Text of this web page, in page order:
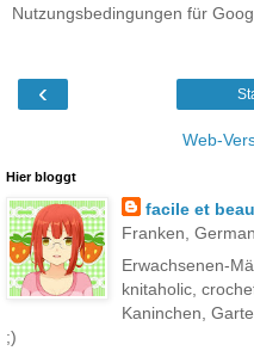
Nutzungsbedingungen für
‹
Web-
Hier bloggt
facile et
Franken,
Erwachsenen-
knitaholic,
Kaninchen,
;)